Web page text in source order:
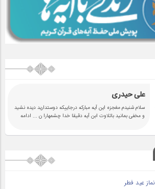
علی حیدری
سلام شنیدم مغجزه این آیه مبارکه درجاییکه دوستدارید دیده نشید
و مخفی بمانید باتلاوت ابن آیه دقیقا خدا چشمهارا ن ... ادامه
نماز عید فطر